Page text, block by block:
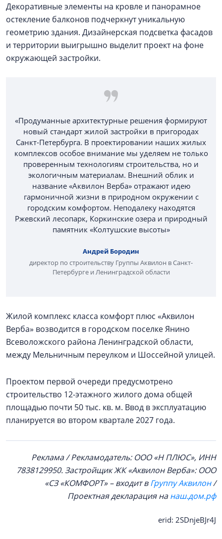
Декоративные элементы на кровле и панорамное
остекление балконов подчеркнут уникальную
геометрию здания. Дизайнерская подсветка фасадов
и территории выигрышно выделит проект на фоне
окружающей застройки.
«Продуманные архитектурные решения формируют
новый стандарт жилой застройки в пригородах
Санкт-Петербурга. В проектировании наших жилых
комплексов особое внимание мы уделяем не только
проверенным технологиям строительства, но и
экологичным материалам. Внешний облик и
название «Аквилон Верба» отражают идею
гармоничной жизни в природном окружении с
городским комфортом. Неподалеку находятся
Ржевский лесопарк, Коркинские озера и природный
памятник «Колтушские высоты»
Андрей Бородин
директор по строительству Группы Аквилон в Санкт-
Петербурге и Ленинградской области
Жилой комплекс класса комфорт плюс «Аквилон
Верба» возводится в городском поселке Янино
Всеволожского района Ленинградской области,
между Мельничным переулком и Шоссейной улицей.
Проектом первой очереди предусмотрено
строительство 12-этажного жилого дома общей
площадью почти 50 тыс. кв. м. Ввод в эксплуатацию
планируется во втором квартале 2027 года.
Реклама /Рекламодатель: ООО «Н ПЛЮС», ИНН
7838129950. ЗастройщикЖК «Аквилон Верба»:ООО
«СЗ «КОМФОРТ» –входит вГруппу Аквилон/
Проектная декларация нанаш.дом.рф
erid: 2SDnjeBJr4J